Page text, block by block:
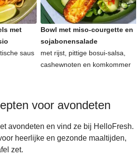
met
saus
Bowl met miso-courgette en
sojabonensalade
met rijst, pittige bosui-salsa,
cashewnoten en komkommer
voor avondeten
avondeten en vind ze bij HelloFresh.
heerlijke en gezonde maaltijden,
zet.